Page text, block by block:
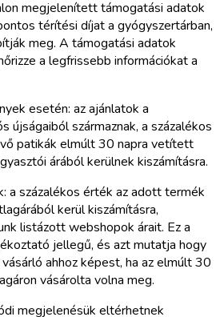
megjelenített támogatási adatok
térítési díjat a gyógyszertárban,
meg. A támogatási adatok
a legfrissebb információkat a
esetén: az ajánlatok a
újságaiból származnak, a százalékos
patikák elmúlt 30 napra vetített
árából kerülnek kiszámításra.
a százalékos érték az adott termék
kerül kiszámításra,
listázott webshopok árait. Ez a
jellegű, és azt mutatja hogy
ahhoz képest, ha az elmúlt 30
vásárolta volna meg.
megjelenésük eltérhetnek